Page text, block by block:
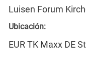
Luisen Forum
Ubicación:
EUR TK Maxx DE